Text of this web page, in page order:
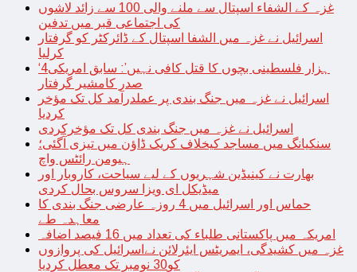
غزہ کے الشفاء اسپتال سے ملنے والی 100 سے زائد لاشوں
کی اجتماعی قبر میں تدفین
اسرائیل نے غزہ میں الشفا اسپتال کے ڈائرکٹر کو گرفتار
کرلیا
‘4ہزار فلسطینی بچوں کا قتل کافی نہیں’: سابق امریکی
صدر کامشیر گرفتار
اسرائیل نے غزہ میں جنگ بندی پر عملدرآمد کل تک مؤخر
کردیا
اسرائیل نے غزہ میں جنگ بندی کل تک مؤخرکردی
سنکیانگ میں مساجد کیخلاف کریک ڈاؤن میں تیزی آگئی؛
ہیومن رائٹس واچ
بھارت نے کینیڈین شہریوں کے لیے سیاحت، کاروبار اور
میڈیکل ای ویزا سروس بحال کردی
حماس اور اسرائیل میں 4 روزہ عارضی جنگ بندی کا
معاہدہ طے
امریکہ میں پاکستانی طلباء کی تعداد میں 16 فیصد اضافہ
غزہ میں کشیدگی، ایمریٹس ایئرلائن نےاسرائیل کی پروازوں
کو30 نومبر تک معطل کردیا